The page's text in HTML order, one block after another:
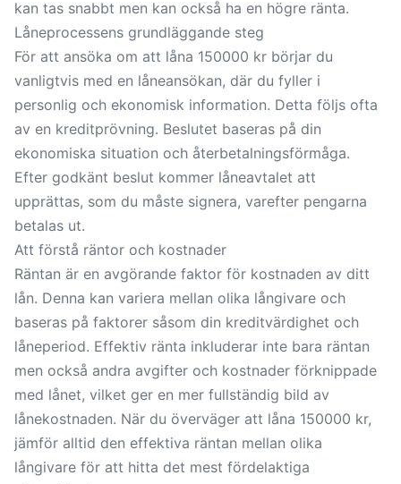
kan tas snabbt men kan också ha en högre ränta.
Låneprocessens grundläggande steg
För att ansöka om att låna 150000 kr börjar du
vanligtvis med en låneansökan, där du fyller i
personlig och ekonomisk information. Detta följs ofta
av en kreditprövning. Beslutet baseras på din
ekonomiska situation och återbetalningsförmåga.
Efter godkänt beslut kommer låneavtalet att
upprättas, som du måste signera, varefter pengarna
betalas ut.
Att förstå räntor och kostnader
Räntan är en avgörande faktor för kostnaden av ditt
lån. Denna kan variera mellan olika långivare och
baseras på faktorer såsom din kreditvärdighet och
låneperiod. Effektiv ränta inkluderar inte bara räntan
men också andra avgifter och kostnader förknippade
med lånet, vilket ger en mer fullständig bild av
lånekostnaden. När du överväger att låna 150000 kr,
jämför alltid den effektiva räntan mellan olika
långivare för att hitta det mest fördelaktiga